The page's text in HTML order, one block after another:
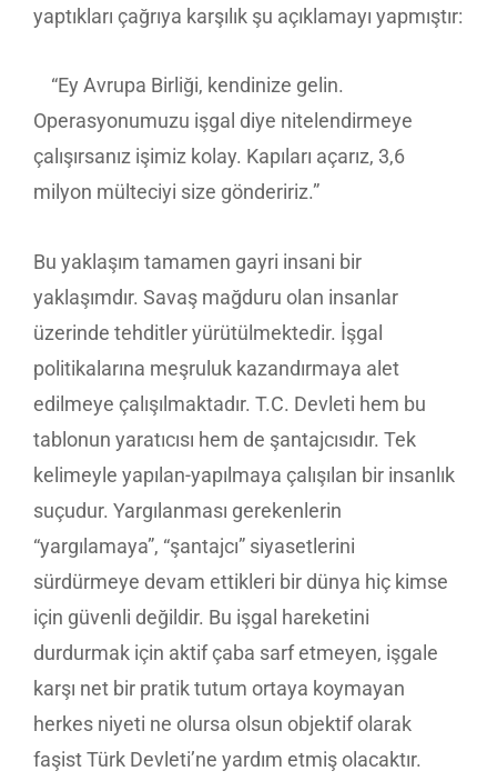
yaptıkları çağrıya karşılık şu açıklamayı yapmıştır:
“Ey Avrupa Birliği, kendinize gelin.
Operasyonumuzu işgal diye nitelendirmeye
çalışırsanız işimiz kolay. Kapıları açarız, 3,6
milyon mülteciyi size göndeririz.”
Bu yaklaşım tamamen gayri insani bir
yaklaşımdır. Savaş mağduru olan insanlar
üzerinde tehditler yürütülmektedir. İşgal
politikalarına meşruluk kazandırmaya alet
edilmeye çalışılmaktadır. T.C. Devleti hem bu
tablonun yaratıcısı hem de şantajcısıdır. Tek
kelimeyle yapılan-yapılmaya çalışılan bir insanlık
suçudur. Yargılanması gerekenlerin
“yargılamaya”, “şantajcı” siyasetlerini
sürdürmeye devam ettikleri bir dünya hiç kimse
için güvenli değildir. Bu işgal hareketini
durdurmak için aktif çaba sarf etmeyen, işgale
karşı net bir pratik tutum ortaya koymayan
herkes niyeti ne olursa olsun objektif olarak
faşist Türk Devleti’ne yardım etmiş olacaktır.